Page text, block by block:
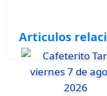
Articulos